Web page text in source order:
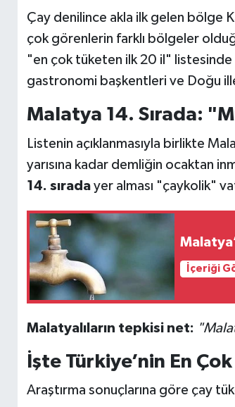
Çay denilince akla ilk gelen bölge
çok görenlerin farklı bölgeler
"en çok tüketen ilk 20 il" listesinde
gastronomi başkentleri ve Doğu
Malatya 14. Sırada:
Listenin açıklanmasıyla birlikte
yarısına kadar demliğin ocaktan
14. sıradayer alması "çaykolik"
İçeriği
Malatyalıların tepkisi net:
İşte Türkiye’nin En
Araştırma sonuçlarına göre çay